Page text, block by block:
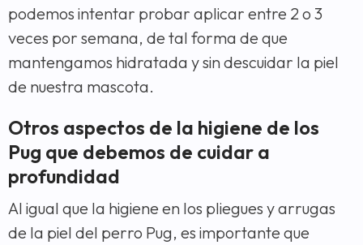
podemos intentar probar aplicar entre 2 o 3
veces por semana, de tal forma de que
mantengamos hidratada y sin descuidar la piel
de nuestra mascota.
Otros aspectos de la higiene de los
Pug que debemos de cuidar a
profundidad
Al igual que la higiene en los pliegues y arrugas
de la piel del perro Pug, es importante que